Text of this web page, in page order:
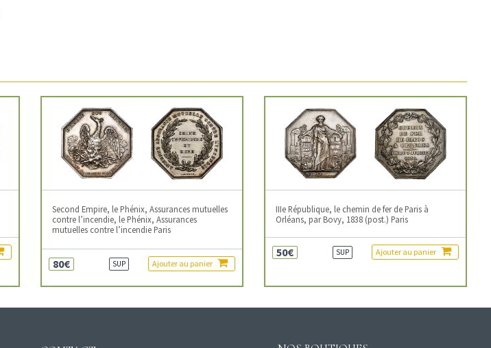
Second Empire, le Phénix, Assurances mutuelles
contre l’incendie, le Phénix, Assurances
mutuelles contre l’incendie Paris
80€ SUP Ajouter au panier
IIIe République, le chemin de fer de Paris à
Orléans, par Bovy, 1838 (post.) Paris
50€ SUP Ajouter au panier